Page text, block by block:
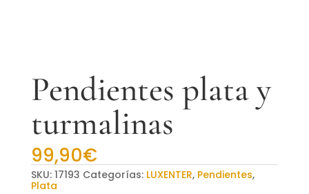
Pendientes plata y
turmalinas
99,90€
SKU: 17193 Categorías: LUXENTER, Pendientes,
Plata